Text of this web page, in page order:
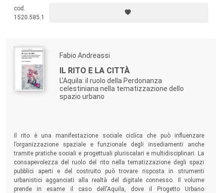
alla costruzione di una nuova società sostenibile, in armonia con le
risorse naturali, sostenuta da un’economia circolare, ecologica e
cod.
1520.585.1
Fabio Andreassi
IL RITO E LA CITTÀ
L'Aquila: il ruolo della Perdonanza
celestiniana nella tematizzazione dello
spazio urbano
Il rito è una manifestazione sociale ciclica che può influenzare
l’organizzazione spaziale e funzionale degli insediamenti anche
tramite pratiche sociali e progettuali pluriscalari e multidisciplinari. La
consapevolezza del ruolo del rito nella tematizzazione degli spazi
pubblici aperti e del costruito può trovare risposta in strumenti
urbanistici agganciati alla realtà del digitale connesso. Il volume
prende in esame il caso dell'Aquila, dove il Progetto Urbano